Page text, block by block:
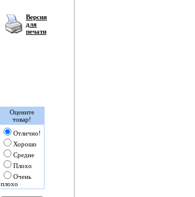
Версия
для
печати
Оцените
товар!
Отлично!
Хорошо
Средне
Плохо
Очень
плохо